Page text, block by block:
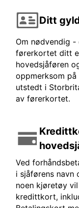
Ditt
Om nødvendig
førerkortet ditt
hovedsjåføren
oppmerksom
utstedt i
av førerkortet.
Ved
i sjåførens navn
noen kjøretøy
kredittkort,